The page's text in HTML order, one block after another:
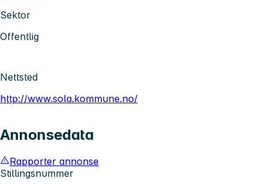
Sektor
Offentlig
Nettsted
http://www.sola.kommune.no/
Annonsedata
Rapporter annonse
Stillingsnummer